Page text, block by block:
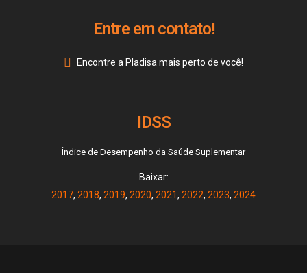
Entre em contato!
Encontre a Pladisa mais perto de você!
IDSS
Índice de Desempenho da Saúde Suplementar
Baixar:
2017, 2018, 2019, 2020, 2021, 2022, 2023, 2024